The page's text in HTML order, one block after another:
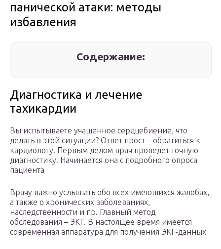
панической атаки: методы
избавления
Содержание:
Диагностика и лечение
тахикардии
Вы испытываете учащенное сердцебиение, что
делать в этой ситуации? Ответ прост – обратиться к
кардиологу. Первым делом врач проведет точную
диагностику. Начинается она с подробного опроса
пациента
Врачу важно услышать обо всех имеющихся жалобах,
а также о хронических заболеваниях,
наследственности и пр. Главный метод
обследования – ЭКГ. В настоящее время имеется
современная аппаратура для получения ЭКГ-данных